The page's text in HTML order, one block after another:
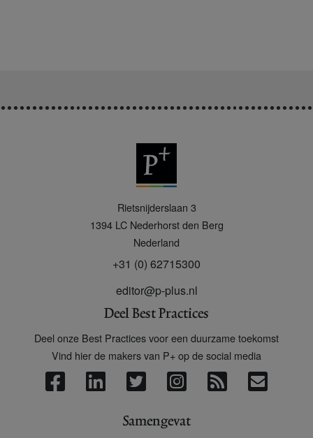
Rietsnijderslaan 3
1394 LC Nederhorst den Berg
Nederland
+31 (0) 62715300
editor@p-plus.nl
Deel Best Practices
Deel onze Best Practices voor een duurzame toekomst
Vind hier de makers van P+ op de social media
Samengevat